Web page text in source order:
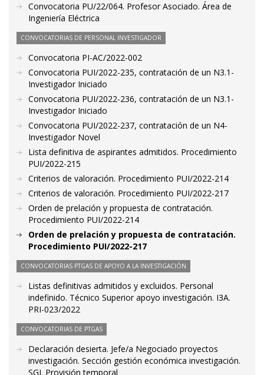
Convocatoria PU/22/064. Profesor Asociado. Área de
Ingeniería Eléctrica
CONVOCATORIAS DE PERSONAL INVESTIGADOR
Convocatoria PI-AC/2022-002
Convocatoria PUI/2022-235, contratación de un N3.1-
Investigador Iniciado
Convocatoria PUI/2022-236, contratación de un N3.1-
Investigador Iniciado
Convocatoria PUI/2022-237, contratación de un N4-
Investigador Novel
Lista definitiva de aspirantes admitidos. Procedimiento
PUI/2022-215
Criterios de valoración. Procedimiento PUI/2022-214
Criterios de valoración. Procedimiento PUI/2022-217
Orden de prelación y propuesta de contratación.
Procedimiento PUI/2022-214
Orden de prelación y propuesta de contratación.
Procedimiento PUI/2022-217
CONVOCATORIAS PTGAS DE APOYO A LA INVESTIGACIÓN
Listas definitivas admitidos y excluidos. Personal
indefinido. Técnico Superior apoyo investigación. I3A.
PRI-023/2022
CONVOCATORIAS DE PTGAS
Declaración desierta. Jefe/a Negociado proyectos
investigación. Sección gestión económica investigación.
SGI. Provisión temporal